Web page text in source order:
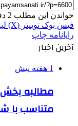
خواندن این مطلب 2 دقیقه زمان میبرد
فیس بوک توییتر (X)
رایانامه چاپ
آخرین اخبار
1 هفته پیش
مطالبه
متناسب با